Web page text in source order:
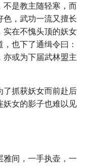
不是教主随轻寒，而
色，武功一流又擅长
实在不愧头顶的妖女
也下了通缉令曰：
亦或为下届武林盟主
了抓获妖女而前赴后
妖女的影子也难以见
雅间，一手执壶，一